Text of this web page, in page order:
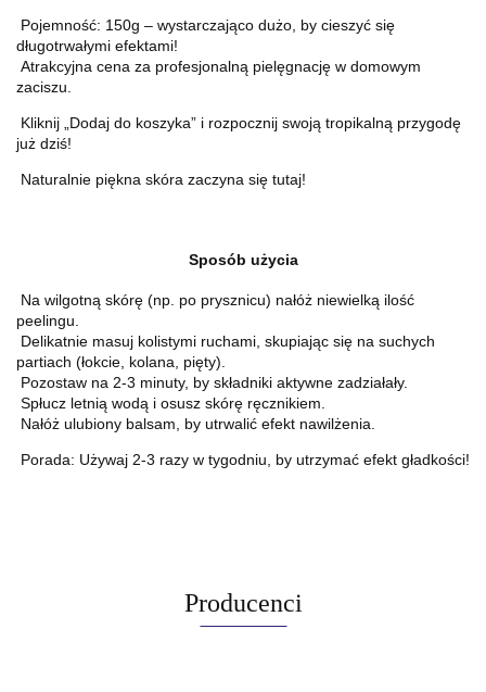
Pojemność: 150g – wystarczająco dużo, by cieszyć się
długotrwałymi efektami!
Atrakcyjna cena za profesjonalną pielęgnację w domowym
zaciszu.
Kliknij „Dodaj do koszyka” i rozpocznij swoją tropikalną przygodę
już dziś!
Naturalnie piękna skóra zaczyna się tutaj!
Sposób użycia
Na wilgotną skórę (np. po prysznicu) nałóż niewielką ilość
peelingu.
Delikatnie masuj kolistymi ruchami, skupiając się na suchych
partiach (łokcie, kolana, pięty).
Pozostaw na 2-3 minuty, by składniki aktywne zadziałały.
Spłucz letnią wodą i osusz skórę ręcznikiem.
Nałóż ulubiony balsam, by utrwalić efekt nawilżenia.
Porada: Używaj 2-3 razy w tygodniu, by utrzymać efekt gładkości!
Producenci